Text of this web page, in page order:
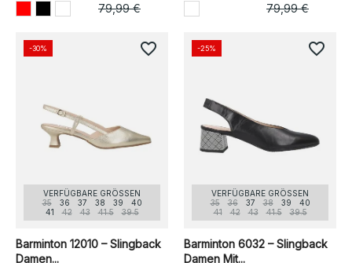
79,99 €
79,99 €
VERFÜGBARE GRÖSSEN
35
36 37 38 39
40
41
42 43 41.5 39.5
Barminton 12010 – Slingback
Damen...
-30% favorite_border
VERFÜGBARE GRÖSSEN
35
36 37 38 39
40
41
42 43 41.5 39.5
Barminton 6032 – Slingback
Damen Mit...
-25% favorite_border